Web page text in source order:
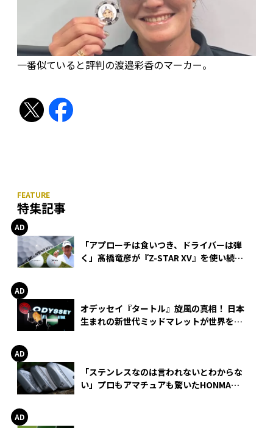
一番似ていると評判の渡邉彩香のマーカー。
特集記事
「アプローチは食いつき、ドライバーは弾
く」髙橋竜彦が『Z-STAR XV』を使い続け
オデッセイ『タートル』旋風の真相！ 日本
生まれの新世代ミッドマレットが世界を席
「ステンレスなのは言われないとわからな
い」プロもアマチュアも驚いたHONMA